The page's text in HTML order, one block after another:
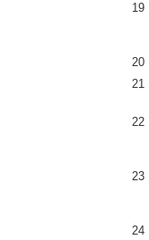
19
20
21
22
23
24